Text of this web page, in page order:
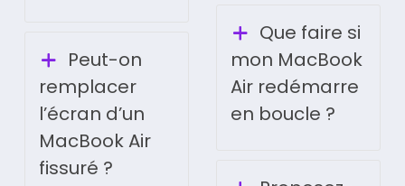
Peut-on
remplacer
l’écran d’un
MacBook Air
fissuré ?
Que faire si
mon MacBook
Air redémarre
en boucle ?